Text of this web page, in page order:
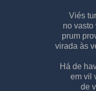
Viés
no vasto
prum
virada às
Há de
em vil
de